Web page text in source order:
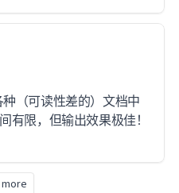
（可读性差的）文档中
有限，但输出效果极佳！